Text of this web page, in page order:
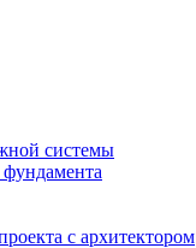
системы
с архитектором